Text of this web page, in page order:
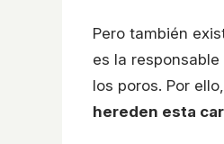
Pero también
es la
los poros. Por ello,
hereden esta